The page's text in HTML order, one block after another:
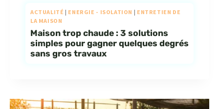
ACTUALITÉ | ENERGIE - ISOLATION | ENTRETIEN DE
LA MAISON
Maison trop chaude : 3 solutions
simples pour gagner quelques degrés
sans gros travaux